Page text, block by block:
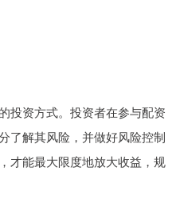
投资方式。投资者在参与配资
了解其风险，并做好风险控制
才能最大限度地放大收益，规